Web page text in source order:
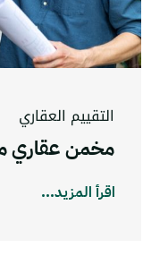
التقييم العقاري
مخمن عقاري
اقرأ المزيد...